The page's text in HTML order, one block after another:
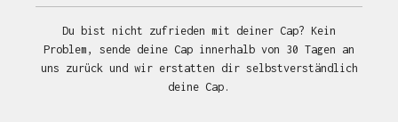
Du bist nicht zufrieden mit deiner Cap? Kein
Problem, sende deine Cap innerhalb von 30 Tagen an
uns zurück und wir erstatten dir selbstverständlich
deine Cap.